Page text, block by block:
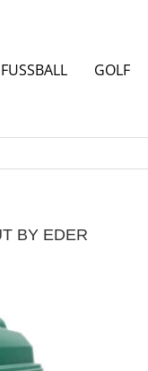
FUSSBALL GOLF
BY EDER